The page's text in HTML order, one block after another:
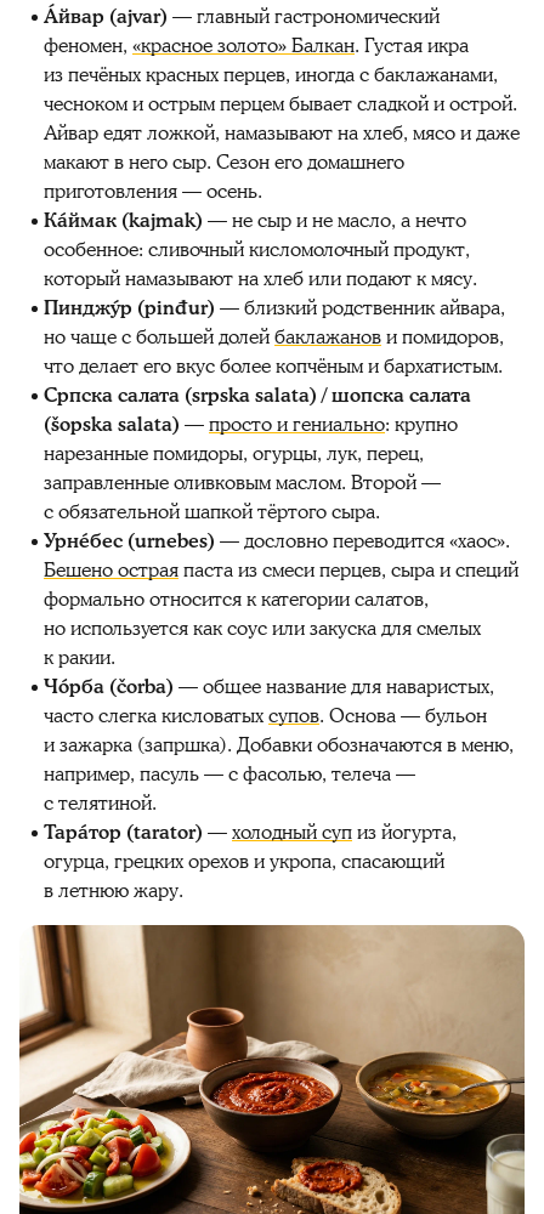
Áйвар (ajvar) — главный гастрономический
феномен, «красное золото» Балкан. Густая икра
из печёных красных перцев, иногда с баклажанами,
чесноком и острым перцем бывает сладкой и острой.
Айвар едят ложкой, намазывают на хлеб, мясо и даже
макают в него сыр. Сезон его домашнего
приготовления — осень.
Кáймак (kajmak) — не сыр и не масло, а нечто
особенное: сливочный кисломолочный продукт,
который намазывают на хлеб или подают к мясу.
Пинджýр (pinđur) — близкий родственник айвара,
но чаще с большей долейбаклажанови помидоров,
что делает его вкус более копчёным и бархатистым.
Српска салата (srpska salata) / шопска салата
(šopska salata) —просто и гениально: крупно
нарезанные помидоры, огурцы, лук, перец,
заправленные оливковым маслом. Второй —
с обязательной шапкой тёртого сыра.
Урнéбес (urnebes) — дословно переводится «хаос».
Бешено остраяпаста из смеси перцев, сыра и специй
формально относится к категории салатов,
но используется как соус или закуска для смелых
к ракии.
Чóрба (čorba) — общее название для наваристых,
часто слегка кисловатыхсупов. Основа — бульон
и зажарка (запршка). Добавки обозначаются в меню,
например, пасуль — с фасолью, телеча —
с телятиной.
Тарáтор (tarator) —холодный супиз йогурта,
огурца, грецких орехов и укропа, спасающий
в летнюю жару.